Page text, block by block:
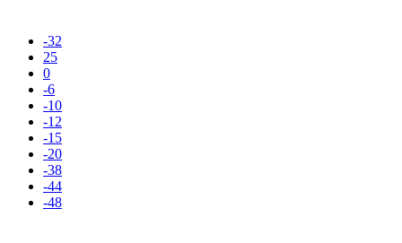
-32
25
0
-6
-10
-12
-15
-20
-38
-44
-48